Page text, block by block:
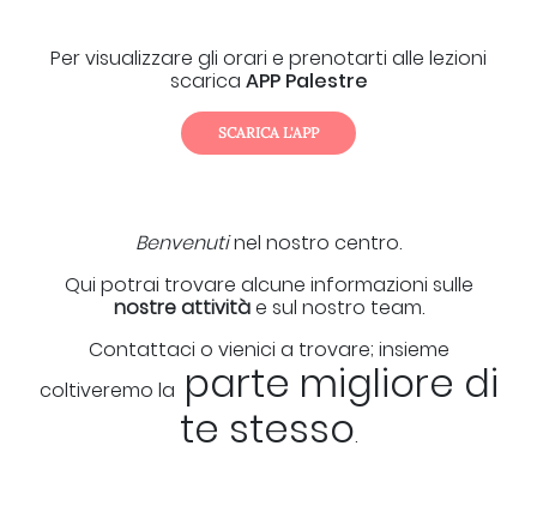
Per visualizzare gli orari e prenotarti alle lezioni
scarica APP Palestre
SCARICA L'APP
Benvenutinel nostro centro.
Qui potrai trovare alcune informazioni sulle
nostre attivitàe sul nostro team.
Contattaci o vienici a trovare; insieme
coltiveremo la parte migliore di
te stesso.